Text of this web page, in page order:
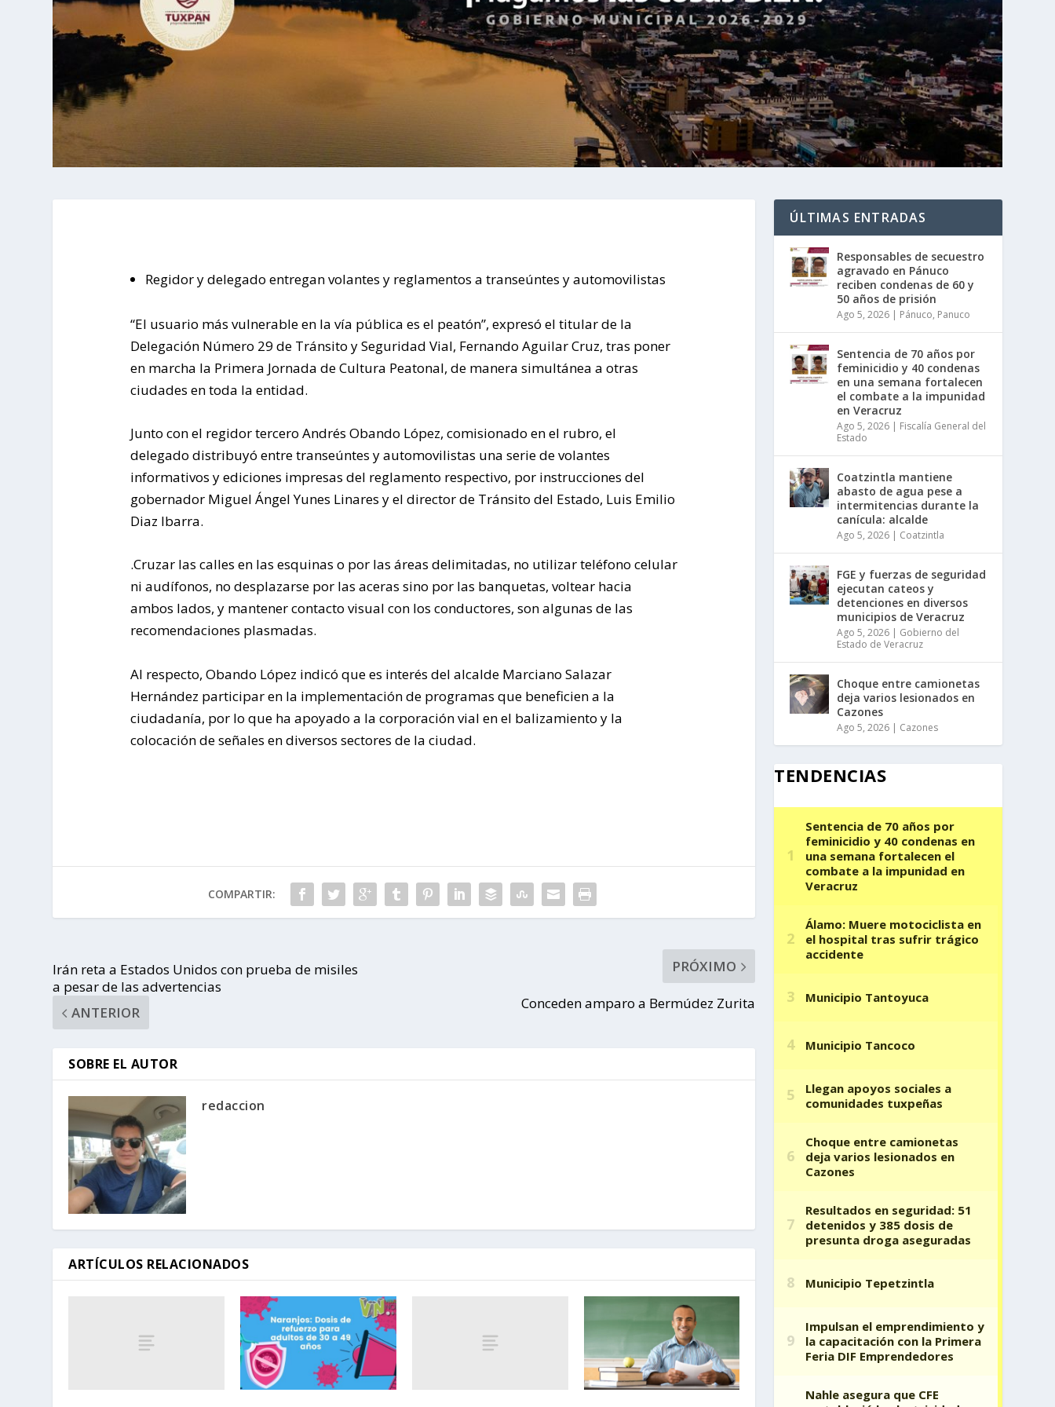
Regidor y delegado entregan volantes y reglamentos a transeúntes y automovilistas
“El usuario más vulnerable en la vía pública es el peatón”, expresó el titular de la
Delegación Número 29 de Tránsito y Seguridad Vial, Fernando Aguilar Cruz, tras poner
en marcha la Primera Jornada de Cultura Peatonal, de manera simultánea a otras
ciudades en toda la entidad.
Junto con el regidor tercero Andrés Obando López, comisionado en el rubro, el
delegado distribuyó entre transeúntes y automovilistas una serie de volantes
informativos y ediciones impresas del reglamento respectivo, por instrucciones del
gobernador Miguel Ángel Yunes Linares y el director de Tránsito del Estado, Luis Emilio
Diaz Ibarra.
.Cruzar las calles en las esquinas o por las áreas delimitadas, no utilizar teléfono celular
ni audífonos, no desplazarse por las aceras sino por las banquetas, voltear hacia
ambos lados, y mantener contacto visual con los conductores, son algunas de las
recomendaciones plasmadas.
Al respecto, Obando López indicó que es interés del alcalde Marciano Salazar
Hernández participar en la implementación de programas que beneficien a la
ciudadanía, por lo que ha apoyado a la corporación vial en el balizamiento y la
colocación de señales en diversos sectores de la ciudad.
COMPARTIR:
Irán reta a Estados Unidos con prueba de misiles
a pesar de las advertencias
ANTERIOR
PRÓXIMO
Conceden amparo a Bermúdez Zurita
SOBRE EL AUTOR
redaccion
ARTÍCULOS RELACIONADOS
ÚLTIMAS ENTRADAS
Responsables de secuestro
agravado en Pánuco
reciben condenas de 60 y
50 años de prisión
Ago 5, 2026 | Pánuco, Panuco
Sentencia de 70 años por
feminicidio y 40 condenas
en una semana fortalecen
el combate a la impunidad
en Veracruz
Ago 5, 2026 | Fiscalía General del
Estado
Coatzintla mantiene
abasto de agua pese a
intermitencias durante la
canícula: alcalde
Ago 5, 2026 | Coatzintla
FGE y fuerzas de seguridad
ejecutan cateos y
detenciones en diversos
municipios de Veracruz
Ago 5, 2026 | Gobierno del
Estado de Veracruz
Choque entre camionetas
deja varios lesionados en
Cazones
Ago 5, 2026 | Cazones
TENDENCIAS